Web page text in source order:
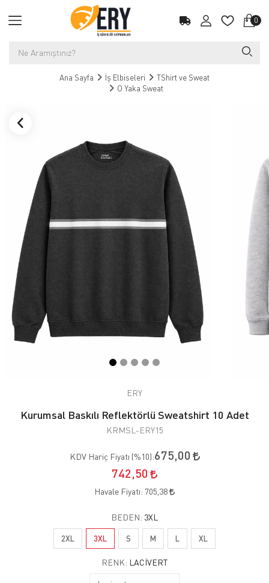
0
Ana Sayfa İş Elbiseleri
TShirt ve Sweat
O Yaka Sweat
ERY
Kurumsal Baskılı Reflektörlü Sweatshirt 10 Adet
KRMSL-ERY15
KDV Hariç Fiyatı (%10):675,00
742,50
Havale Fiyatı: 705,38
BEDEN: 3XL
2XL 3XL S M L XL
RENK: LACIVERT